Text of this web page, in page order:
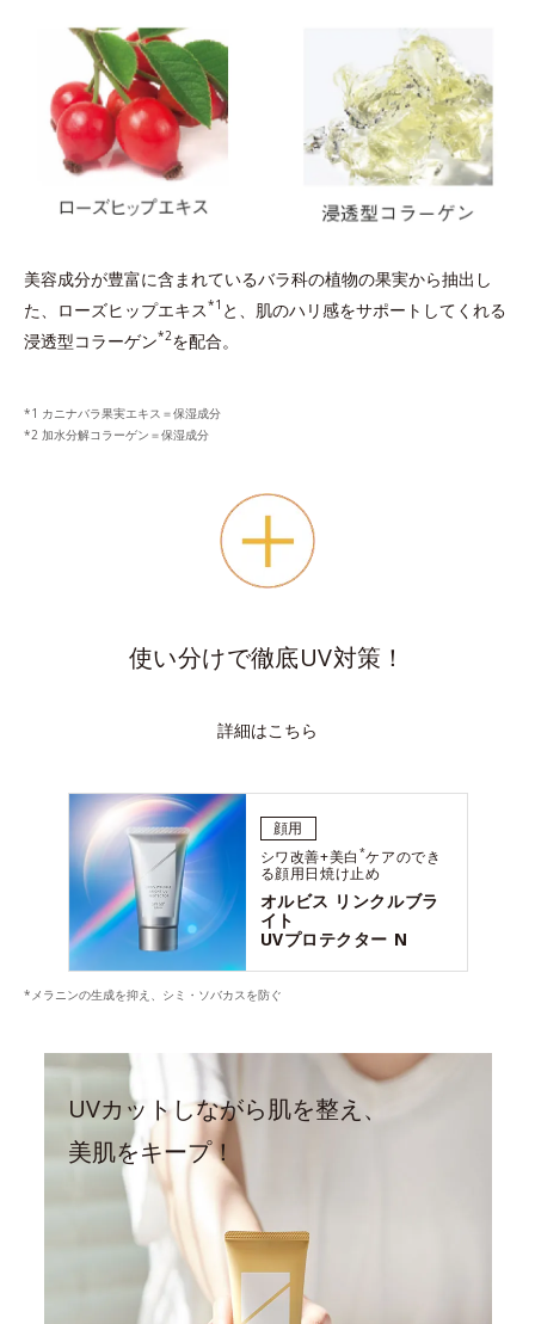
美容成分が豊富に含まれているバラ科の植物の果実から抽出し
た、ローズヒップエキス*1 と、肌のハリ感をサポートしてくれる
浸透型コラーゲン*2を配合。
カニナバラ果実エキス＝保湿成分
加水分解コラーゲン＝保湿成分
使い分けで徹底UV対策！
詳細はこちら
顔用
シワ改善+美白 *ケアのでき
る顔用日焼け止め
オルビス リンクルブラ
イト
UVプロテクター N
*メラニンの生成を抑え、シミ・ソバカスを防ぐ
UVカットしながら肌を整え、
美肌をキープ！